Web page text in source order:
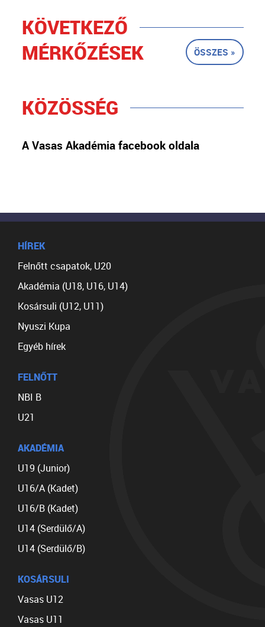
KÖVETKEZŐ
MÉRKŐZÉSEK
ÖSSZES »
KÖZÖSSÉG
A Vasas Akadémia facebook oldala
HÍREK
Felnőtt csapatok, U20
Akadémia (U18, U16, U14)
Kosársuli (U12, U11)
Nyuszi Kupa
Egyéb hírek
FELNŐTT
NBI B
U21
AKADÉMIA
U19 (Junior)
U16/A (Kadet)
U16/B (Kadet)
U14 (Serdülő/A)
U14 (Serdülő/B)
KOSÁRSULI
Vasas U12
Vasas U11